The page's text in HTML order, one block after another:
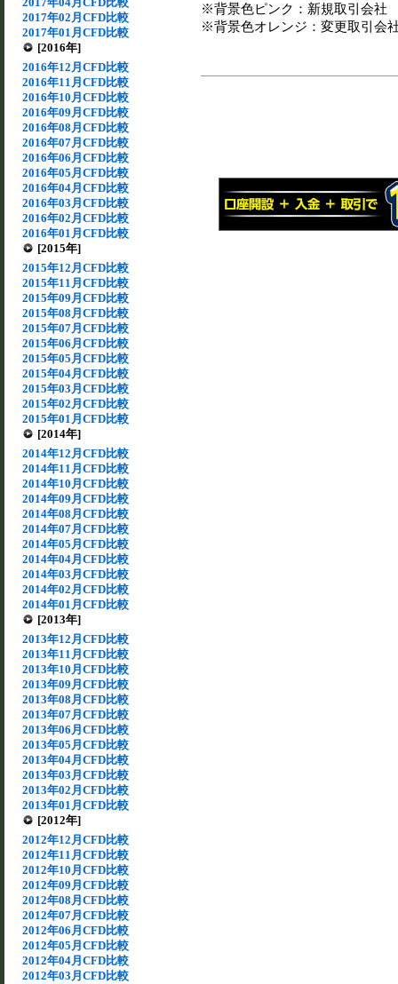
2017年02月CFD比較
2017年01月CFD比較
[2016年]
2016年12月CFD比較
2016年11月CFD比較
2016年10月CFD比較
2016年09月CFD比較
2016年08月CFD比較
2016年07月CFD比較
2016年06月CFD比較
2016年05月CFD比較
2016年04月CFD比較
2016年03月CFD比較
2016年02月CFD比較
2016年01月CFD比較
[2015年]
2015年12月CFD比較
2015年11月CFD比較
2015年09月CFD比較
2015年08月CFD比較
2015年07月CFD比較
2015年06月CFD比較
2015年05月CFD比較
2015年04月CFD比較
2015年03月CFD比較
2015年02月CFD比較
2015年01月CFD比較
[2014年]
2014年12月CFD比較
2014年11月CFD比較
2014年10月CFD比較
2014年09月CFD比較
2014年08月CFD比較
2014年07月CFD比較
2014年05月CFD比較
2014年04月CFD比較
2014年03月CFD比較
2014年02月CFD比較
2014年01月CFD比較
[2013年]
2013年12月CFD比較
2013年11月CFD比較
2013年10月CFD比較
2013年09月CFD比較
2013年08月CFD比較
2013年07月CFD比較
2013年06月CFD比較
2013年05月CFD比較
2013年04月CFD比較
2013年03月CFD比較
2013年02月CFD比較
2013年01月CFD比較
[2012年]
2012年12月CFD比較
2012年11月CFD比較
2012年10月CFD比較
2012年09月CFD比較
2012年08月CFD比較
2012年07月CFD比較
2012年06月CFD比較
2012年05月CFD比較
2012年04月CFD比較
2012年03月CFD比較
※背景色ピンク：新規取引会社
※背景色オレンジ：変更取引会